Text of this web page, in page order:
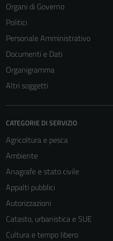
Organi di Governo
Politici
Personale Amministrativo
Documenti e Dati
Organigramma
Altri soggetti
CATEGORIE DI SERVIZIO
Agricoltura e pesca
Ambiente
Anagrafe e stato civile
Appalti pubblici
Autorizzazioni
Catasto, urbanistica e SUE
Cultura e tempo libero